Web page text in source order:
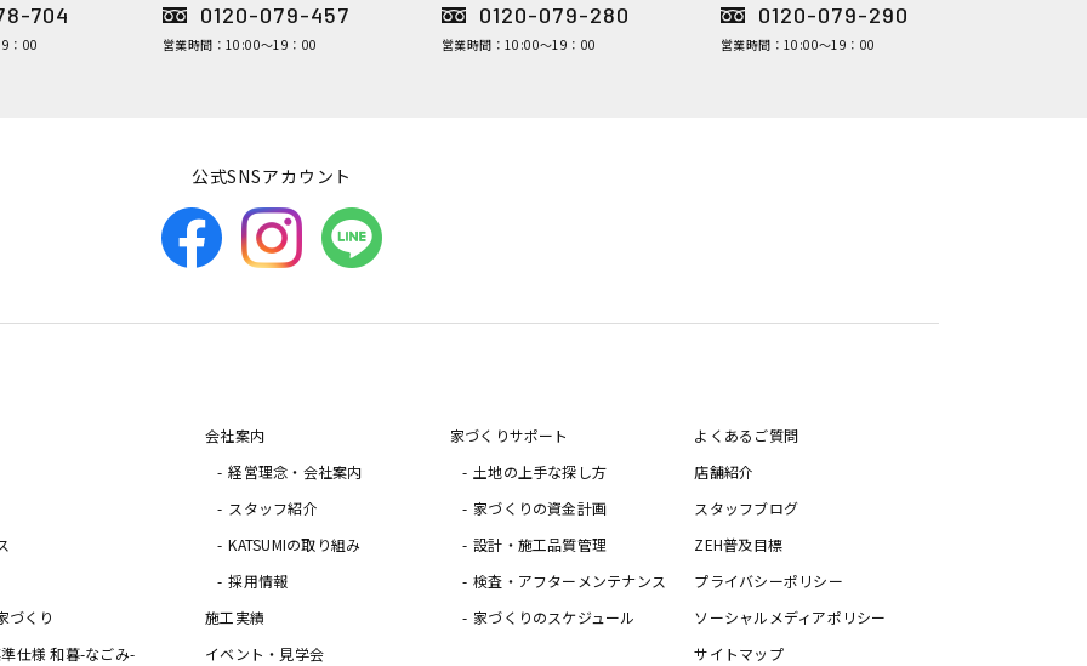
704
：00
0120-079-457
営業時間：10:00～19：00
0120-079-280
営業時間：10:00～19：00
0120-079-290
営業時間：10:00～19：00
公式SNSアカウント
づくり
準仕様 和暮-なごみ-
会社案内
経営理念・会社案内
スタッフ紹介
KATSUMIの取り組み
採用情報
施工実績
イベント・見学会
家づくりサポート
土地の上手な探し方
家づくりの資金計画
設計・施工品質管理
検査・アフターメンテナンス
家づくりのスケジュール
よくあるご質問
店舗紹介
スタッフブログ
ZEH普及目標
プライバシーポリシー
ソーシャルメディアポリシー
サイトマップ